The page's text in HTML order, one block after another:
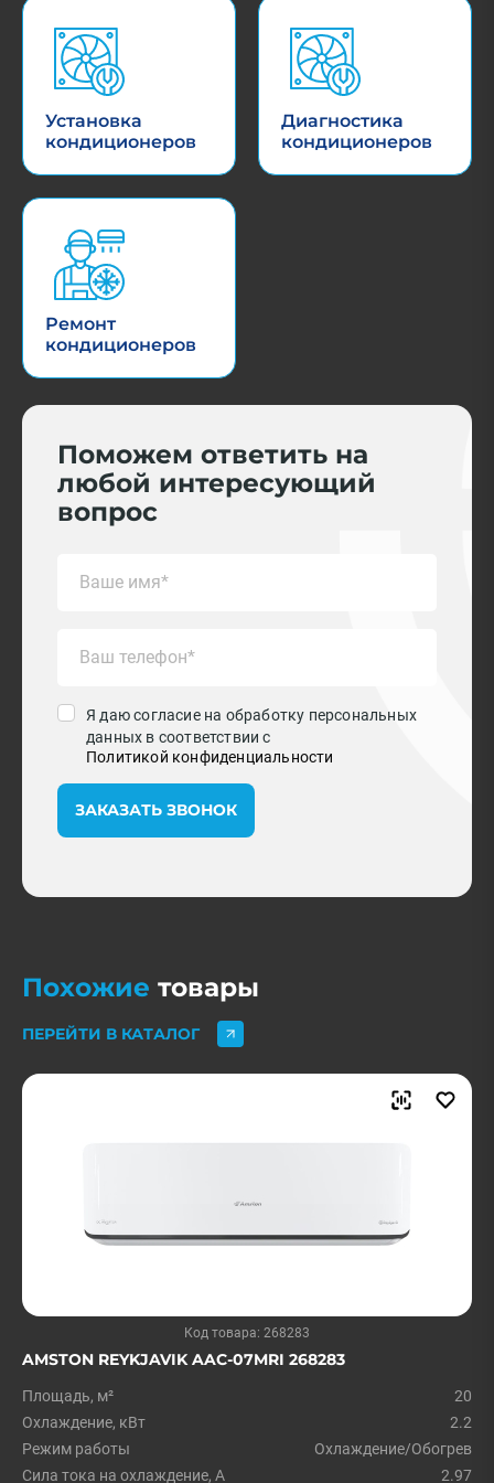
Установка
кондиционеров
Диагностика
кондиционеров
Ремонт
кондиционеров
Поможем ответить на
любой интересующий
вопрос
Я даю согласие на обработку персональных
данных в соответствии с
Политикой конфиденциальности
ЗАКАЗАТЬ ЗВОНОК
Похожие товары
ПЕРЕЙТИ В КАТАЛОГ
Код товара: 268283
AMSTON REYKJAVIK AAC-07MRI 268283
Площадь, м²
20
Охлаждение, кВт
2.2
Режим работы
Охлаждение/Обогрев
Сила тока на охлаждение, А
2.97